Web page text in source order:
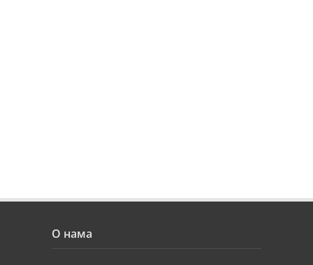
О нама